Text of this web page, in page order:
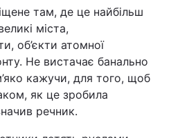
там, де це найбільш
міста,
об’єкти атомної
Не вистачає банально
кажучи, для того, щоб
як це зробила
речник.